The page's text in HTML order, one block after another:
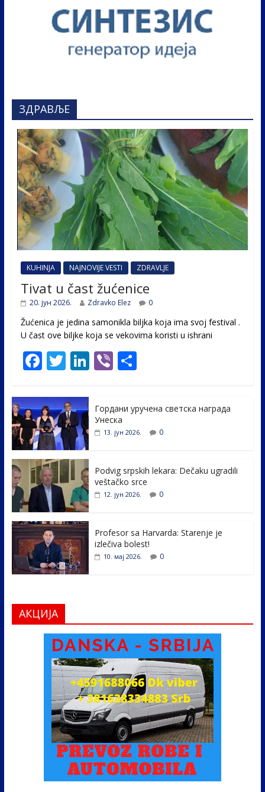
ЗДРАВЉЕ
KUHINJA NAJNOVIJE VESTI ZDRAVLJE
Tivat u čast žućenice
20. јун 2026. Zdravko Elez 0
Žućenica je jedina samonikla biljka koja ima svoj festival .
U čast ovе biljke koja se vekovima koristi u ishrani
F
e
b
o
o
k
T
itt
er
Li
e
dI
Vi S
e
Гордани уручена светска награда
Унеска
13. јун 2026. 0
Podvig srpskih lekara: Dečaku ugradili
veštačko srce
12. јун 2026. 0
Profesor sa Harvarda: Starenje je
izlečiva bolest!
10. мај 2026. 0
АКЦИЈА